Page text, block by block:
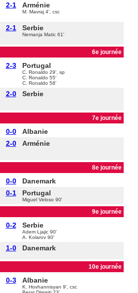
2-1 Arménie
M. Mavraj 4', csc
2-1 Serbie
Nemanja Matic 61'
6e journée
2-3 Portugal
C. Ronaldo 29', sp
C. Ronaldo 55'
C. Ronaldo 58'
2-0 Serbie
7e journée
0-0 Albanie
2-0 Arménie
8e journée
0-0 Danemark
0-1 Portugal
Miguel Veloso 90'
9e journée
0-2 Serbie
Adem Ljajic 90'
A. Kolarov 90'
1-0 Danemark
10e journée
0-3 Albanie
K. Hovhannisyan 9', csc